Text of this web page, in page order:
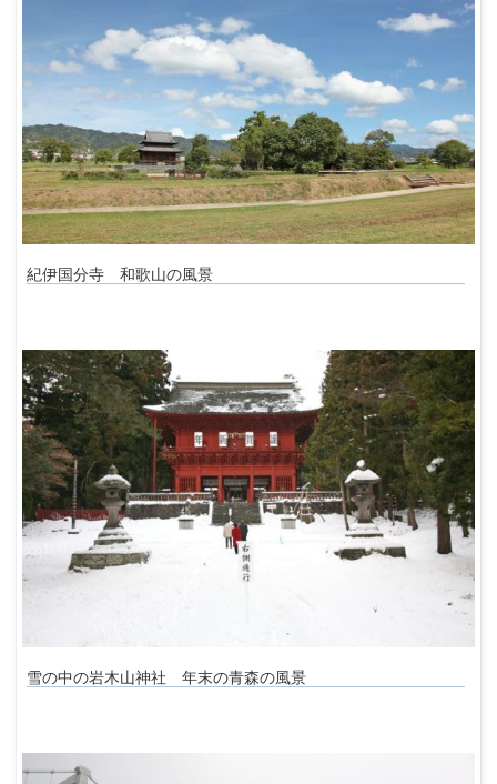
紀伊国分寺 和歌山の風景
雪の中の岩木山神社 年末の青森の風景